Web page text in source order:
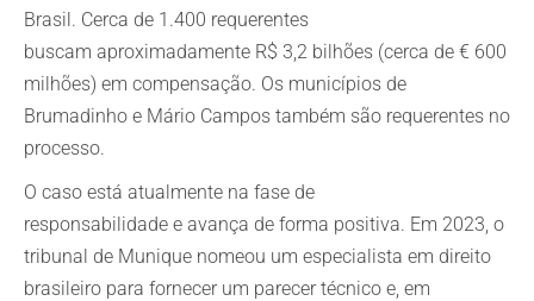
Brasil. Cerca de 1.400 requerentes
buscam aproximadamente R$ 3,2 bilhões (cerca de € 600
milhões) em compensação. Os municípios de
Brumadinho e Mário Campos também são requerentes no
processo.
O caso está atualmente na fase de
responsabilidade e avança de forma positiva. Em 2023, o
tribunal de Munique nomeou um especialista em direito
brasileiro para fornecer um parecer técnico e, em